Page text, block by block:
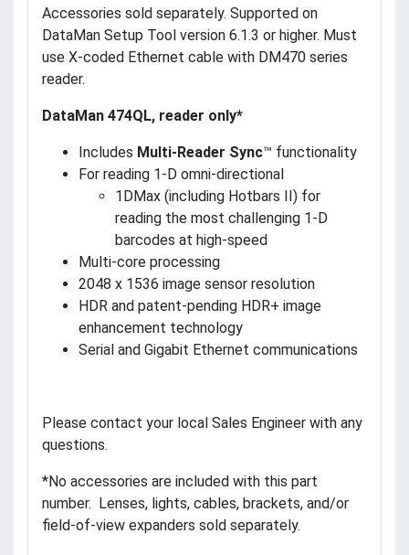
Accessories sold separately. Supported on
DataMan Setup Tool version 6.1.3 or higher. Must
use X-coded Ethernet cable with DM470 series
reader.
DataMan 474QL, reader only*
Includes Multi-Reader Sync™ functionality
For reading 1-D omni-directional
1DMax (including Hotbars II) for
reading the most challenging 1-D
barcodes at high-speed
Multi-core processing
2048 x 1536 image sensor resolution
HDR and patent-pending HDR+ image
enhancement technology
Serial and Gigabit Ethernet communications
Please contact your local Sales Engineer with any
questions.
*No accessories are included with this part
number. Lenses, lights, cables, brackets, and/or
field-of-view expanders sold separately.